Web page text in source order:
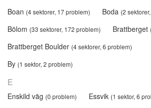
Boan (4 sektorer, 17 problem) Boda (2
Bölom (33 sektorer, 172 problem) Brattberget
Brattberget Boulder (4 sektorer, 6 problem)
By (1 sektor, 2 problem)
E
Enskild väg (0 problem) Essvik (1 sektor, 6